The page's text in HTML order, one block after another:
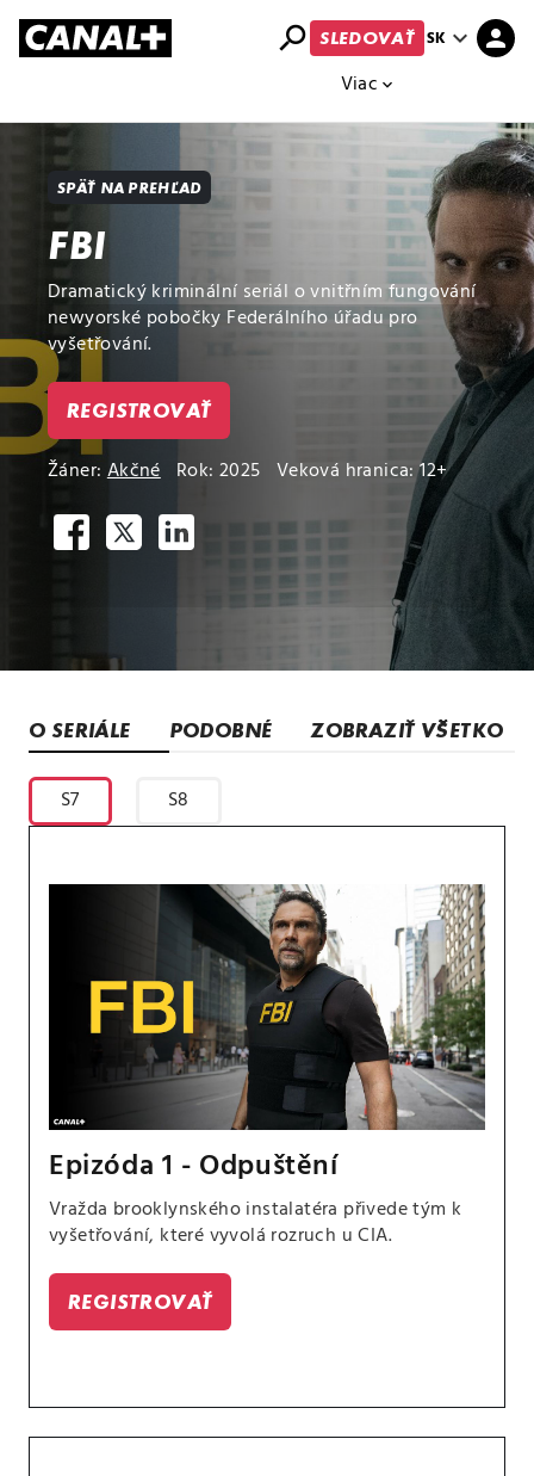
Viac expand_more
search SLEDOVAŤ SKexpand_more person
SPÄŤ NA PREHĽAD
FBI
Dramatický kriminální seriál o vnitřním fungování
newyorské pobočky Federálního úřadu pro
vyšetřování.
REGISTROVAŤ
Žáner:Akčné Rok: 2025 Veková hranica: 12+
O SERIÁLE PODOBNÉ ZOBRAZIŤ VŠETKO
S7 S8
Epizóda 1 - Odpuštění
Vražda brooklynského instalatéra přivede tým k
vyšetřování, které vyvolá rozruch u CIA.
REGISTROVAŤ